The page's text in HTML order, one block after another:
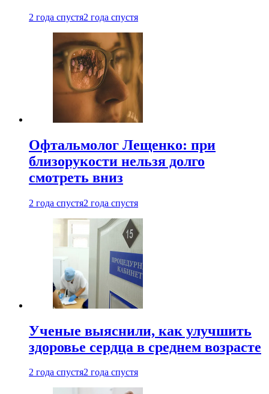
2 года спустя2 года спустя
Офтальмолог Лещенко: при
близорукости нельзя долго
смотреть вниз
2 года спустя2 года спустя
Ученые выяснили, как улучшить
здоровье сердца в среднем возрасте
2 года спустя2 года спустя